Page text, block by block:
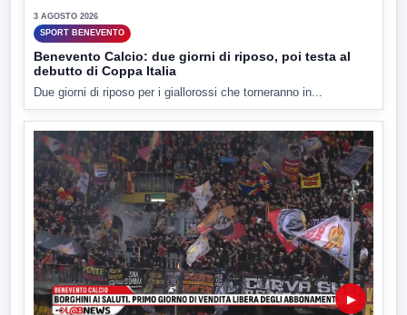
3 AGOSTO 2026
SPORT BENEVENTO
Benevento Calcio: due giorni di riposo, poi testa al
debutto di Coppa Italia
Due giorni di riposo per i giallorossi che torneranno in...
▶